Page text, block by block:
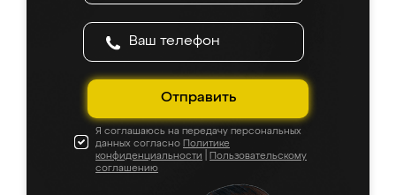
Отправить
Я соглашаюсь на передачу персональных
данных согласно Политике
конфиденциальности
Пользовательскому
соглашению